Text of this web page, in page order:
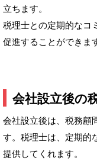
立ちます。
税理士との定期的なコ
促進することができま
会社設立後の
会社設立後は、税務顧
す。税理士は、定期的
提供してくれます。